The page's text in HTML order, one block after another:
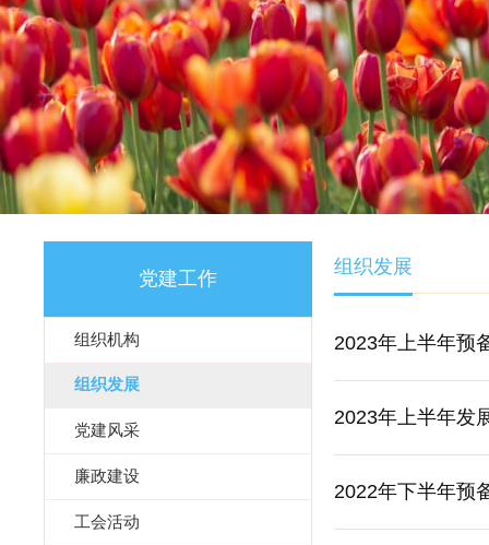
党建工作
组织机构
组织发展
党建风采
廉政建设
工会活动
组织发展
2023年上半年预
2023年上半年
2022年下半年预